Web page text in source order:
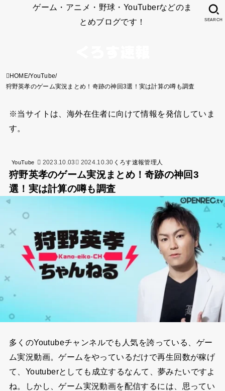
ゲーム・アニメ・野球・YouTuberなどのま
とめブログです！
SEARCH
HOME YouTube
狩野英孝のゲーム実況まとめ！奇跡の神回3選！実は計算の噂も調査
※当サイトは、海外在住者に向けて情報を発信していま
す。
YouTube 2023.10.03 2024.10.30 くろす速報管理人
狩野英孝のゲーム実況まとめ！奇跡の神回3
選！実は計算の噂も調査
多くのYoutubeチャンネルでも人気を誇っている、ゲー
ム実況動画。ゲームをやっているだけで再生回数が稼げ
て、Youtuberとしても成立するなんて、夢みたいですよ
ね。しかし、ゲーム実況動画を配信するには、思ってい